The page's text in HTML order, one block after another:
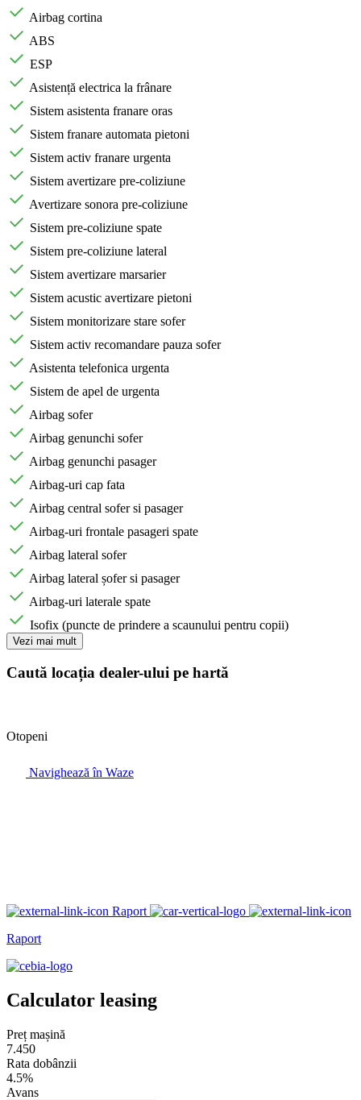
Airbag cortina
ABS
ESP
Asistență electrica la frânare
Sistem asistenta franare oras
Sistem franare automata pietoni
Sistem activ franare urgenta
Sistem avertizare pre-coliziune
Avertizare sonora pre-coliziune
Sistem pre-coliziune spate
Sistem pre-coliziune lateral
Sistem avertizare marsarier
Sistem acustic avertizare pietoni
Sistem monitorizare stare sofer
Sistem activ recomandare pauza sofer
Asistenta telefonica urgenta
Sistem de apel de urgenta
Airbag sofer
Airbag genunchi sofer
Airbag genunchi pasager
Airbag-uri cap fata
Airbag central sofer si pasager
Airbag-uri frontale pasageri spate
Airbag lateral sofer
Airbag lateral șofer si pasager
Airbag-uri laterale spate
Isofix (puncte de prindere a scaunului pentru copii)
Vezi mai mult
Caută locația dealer-ului pe hartă
Otopeni
Navighează în Waze
Raport
Raport
Calculator leasing
Preț mașină
7.450
Rata dobânzii
4.5%
Avans